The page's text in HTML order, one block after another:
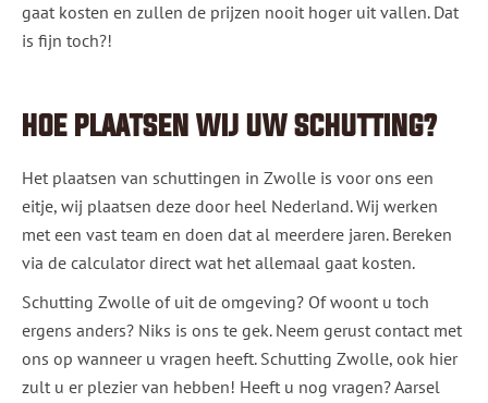
gaat kosten en zullen de prijzen nooit hoger uit vallen. Dat
is fijn toch?!
HOE PLAATSEN WIJ UW SCHUTTING?
Het plaatsen van schuttingen in Zwolle is voor ons een
eitje, wij plaatsen deze door heel Nederland. Wij werken
met een vast team en doen dat al meerdere jaren. Bereken
via de calculator direct wat het allemaal gaat kosten.
Schutting Zwolle of uit de omgeving? Of woont u toch
ergens anders? Niks is ons te gek. Neem gerust contact met
ons op wanneer u vragen heeft. Schutting Zwolle, ook hier
zult u er plezier van hebben! Heeft u nog vragen? Aarsel